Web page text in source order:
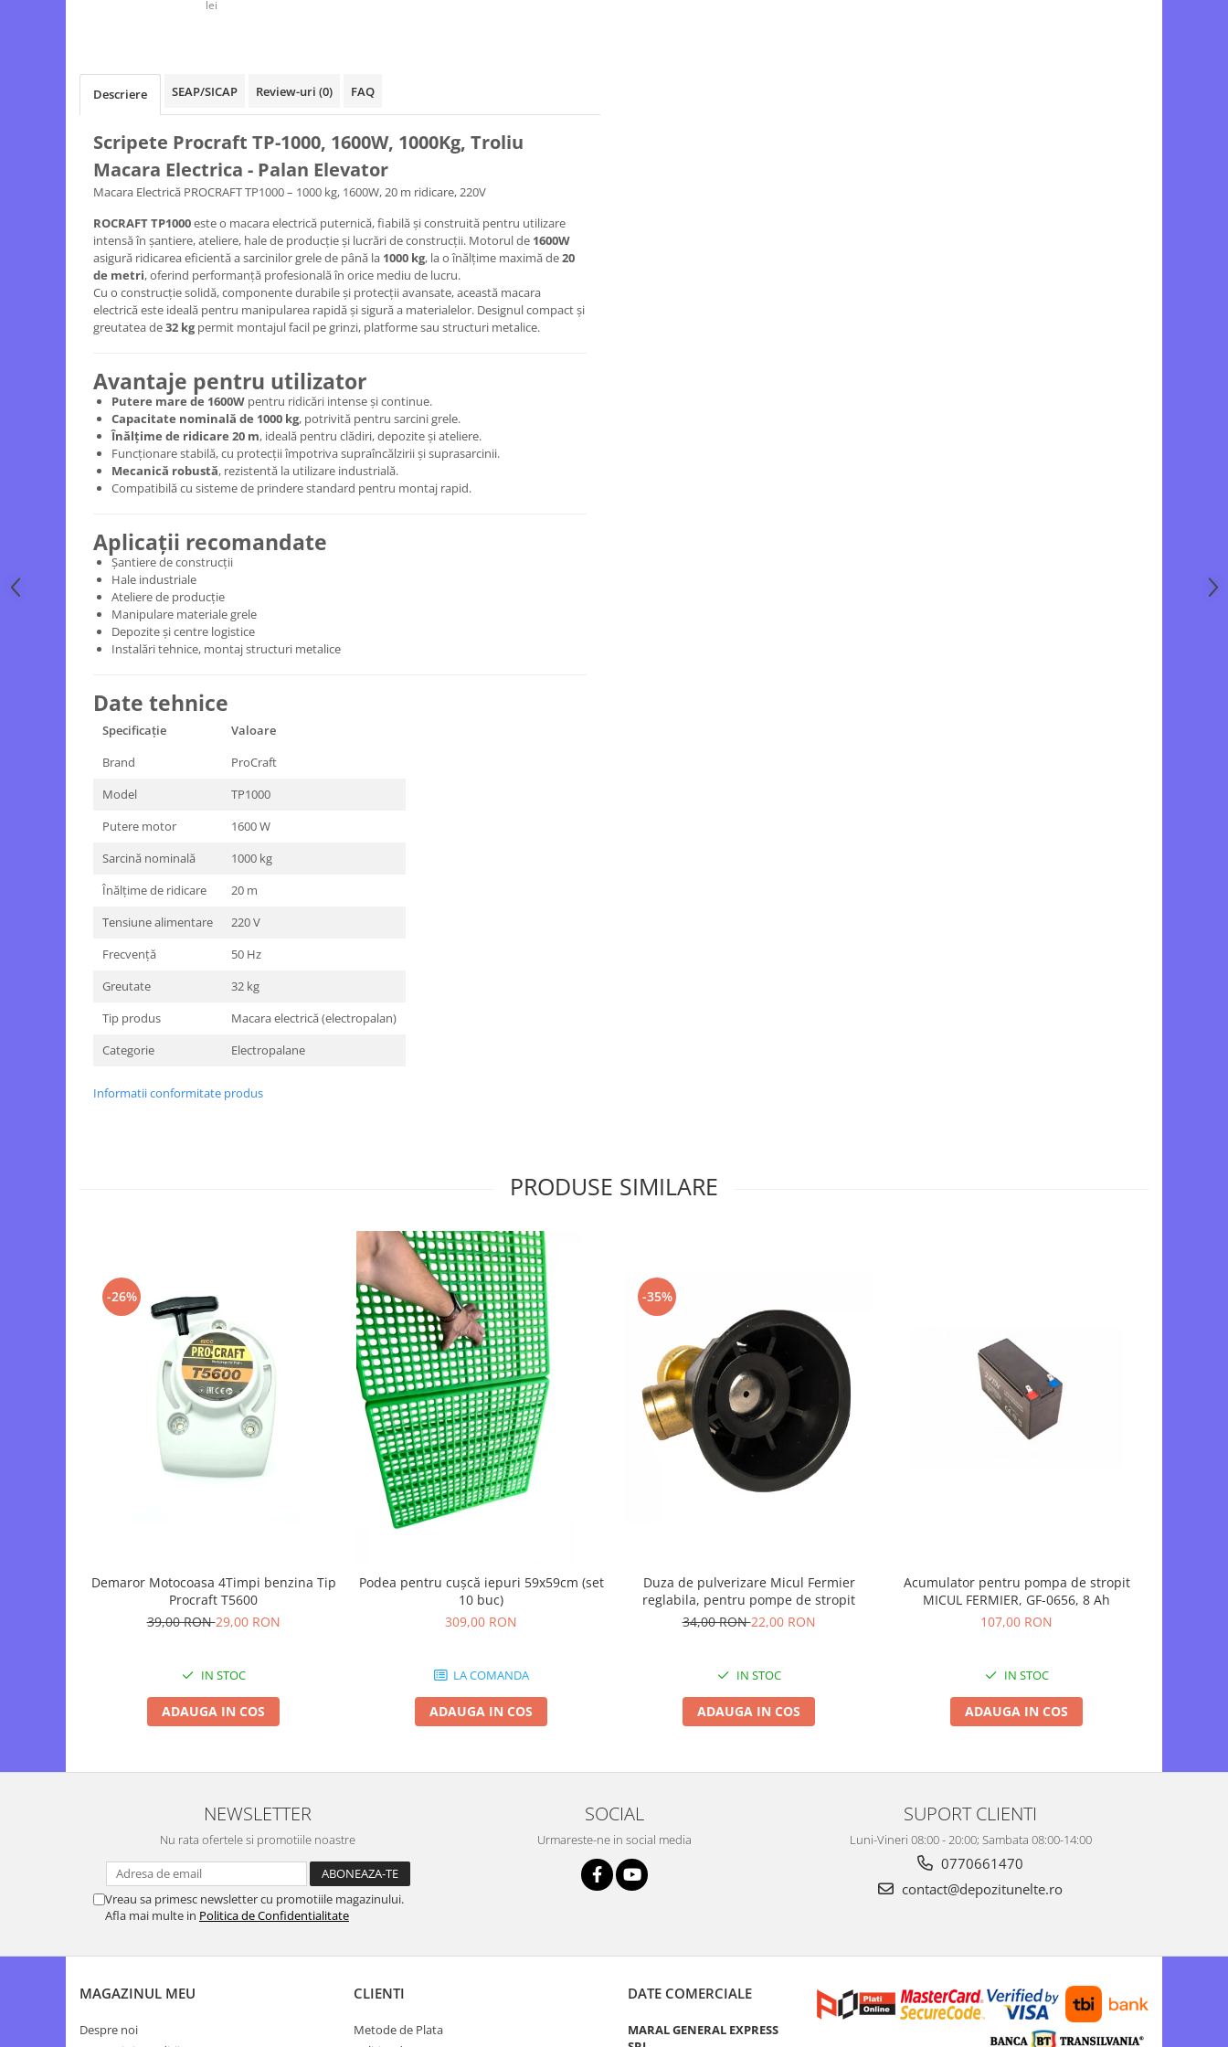
Casa si Gradina
Curatare pavaj
Echipamente pentru atelier
Grill-uri si gratare
Lopeti pentru zapada
Unelte pentru gradina
Accesorii drujbe
Drujbe pe benzina
Echipamente ferma
Freze pentru zapada
Instalatii sanitare
Masini de maturat si accesorii
Masini de tuns iarba
Accesorii motocositoare
Accesorii pentru masini de tuns
Masini de tuns iarba/gazon
Mobilier pentru gradina
Mori de macinat cereale
Accesorii pentru irigatii
Pompe de apa de suprafata
Pompe recirculare
Sisteme de irigat si stropit
Accesorii pentru ATV
Bormasini cu coloana
Masini de cusut saci
Suflanta pentru frunze
Scule de mana
Capsatoare electrice
Diverse scule de mana
Scripeti si macarale
Scule multifuncționale
Telemetre Digitale
Accesorii aparate sudura
Aparate de sudura cu plasma
Invertoare sudura - IGBT / MMA
Accesorii auto
brichetare / peletizare
Echipamente pentru protectia
muncii
Pistoale de lipit
lei
Descriere SEAP/SICAP Review-uri (0) FAQ
Scripete Procraft TP-1000, 1600W, 1000Kg, Troliu
Macara Electrica - Palan Elevator
Macara Electrică PROCRAFT TP1000 – 1000 kg, 1600W, 20 m ridicare, 220V
ROCRAFT TP1000este o macara electrică puternică, fiabilă și construită pentru utilizare
intensă în șantiere, ateliere, hale de producție și lucrări de construcții. Motorul de 1600W
asigură ridicarea eficientă a sarcinilor grele de până la 1000 kg, la o înălțime maximă de20
de metri, oferind performanță profesională în orice mediu de lucru.
Cu o construcție solidă, componente durabile și protecții avansate, această macara
electrică este ideală pentru manipularea rapidă și sigură a materialelor. Designul compact și
greutatea de32 kgpermit montajul facil pe grinzi, platforme sau structuri metalice.
Avantaje pentru utilizator
Putere mare de 1600W pentru ridicări intense și continue.
Capacitate nominală de 1000 kg, potrivită pentru sarcini grele.
Înălțime de ridicare 20 m, ideală pentru clădiri, depozite și ateliere.
Funcționare stabilă, cu protecții împotriva supraîncălzirii și suprasarcinii.
Mecanică robustă, rezistentă la utilizare industrială.
Compatibilă cu sisteme de prindere standard pentru montaj rapid.
Aplicații recomandate
Șantiere de construcții
Hale industriale
Ateliere de producție
Manipulare materiale grele
Depozite și centre logistice
Instalări tehnice, montaj structuri metalice
Date tehnice
Specificație
Valoare
Brand
ProCraft
Model
TP1000
Putere motor
1600 W
Sarcină nominală
1000 kg
Înălțime de ridicare
20 m
Tensiune alimentare
220 V
Frecvență
50 Hz
Greutate
32 kg
Tip produs
Macara electrică (electropalan)
Categorie
Electropalane
Informatii conformitate produs
PRODUSE SIMILARE
-26%
Demaror Motocoasa 4Timpi benzina Tip
Procraft T5600
39,00 RON29,00 RON
IN STOC
ADAUGA IN COS
Podea pentru cușcă iepuri 59x59cm (set
10 buc)
309,00 RON
LA COMANDA
ADAUGA IN COS
-35%
Duza de pulverizare Micul Fermier
reglabila, pentru pompe de stropit
34,00 RON22,00 RON
IN STOC
ADAUGA IN COS
Acumulator pentru pompa de stropit
MICUL FERMIER, GF-0656, 8 Ah
107,00 RON
IN STOC
ADAUGA IN COS
NEWSLETTER
Nu rata ofertele si promotiile noastre
Vreau sa primesc newsletter cu promotiile magazinului.
Afla mai multe in Politica de Confidentialitate
SOCIAL
Urmareste-ne in social media
SUPORT CLIENTI
Luni-Vineri 08:00 - 20:00; Sambata 08:00-14:00
0770661470
contact@depozitunelte.ro
MAGAZINUL MEU
Despre noi
CLIENTI
Metode de Plata
DATE COMERCIALE
MARAL GENERAL EXPRESS